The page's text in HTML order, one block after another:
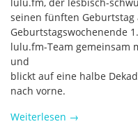
seinen fünften Geburtstag
Geburtstagswochenende
lulu.fm-Team gemeinsam
und
blickt auf eine halbe
nach vorne.
Weiterlesen →